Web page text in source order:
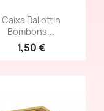
Vista rápida
Caixa Ballottin
Bombons...
1,50 €